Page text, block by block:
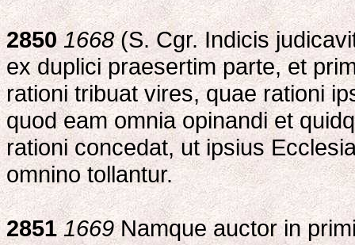
2850 1668(S. Cgr. Indicis
ex duplici praesertim parte, et
rationi tribuat vires, quae rationi
quod eam omnia opinandi et
rationi concedat, ut ipsius
omnino tollantur.
2851 1669Namque auctor in